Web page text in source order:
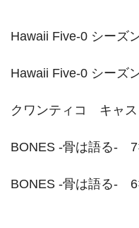
Hawaii Five-0 シーズ
Hawaii Five-0 シーズ
クワンティコ キャス
BONES -骨は語る-
BONES -骨は語る-